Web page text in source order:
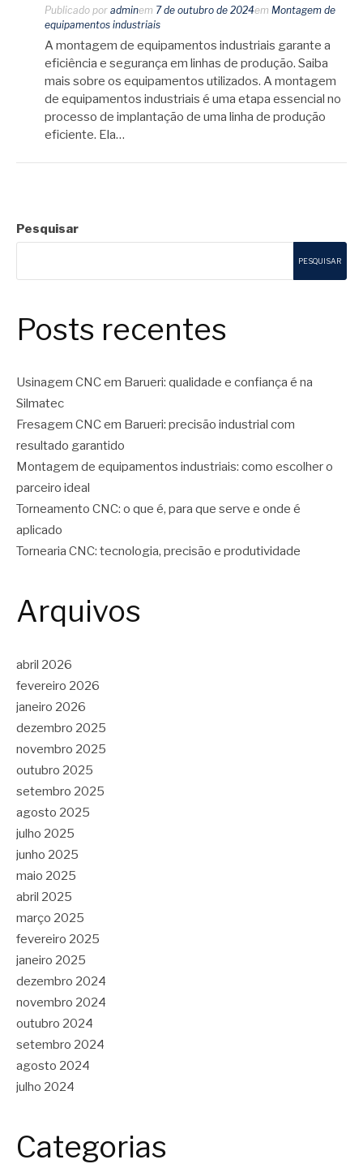
Publicado por adminem 7 de outubro de 2024em Montagem de
equipamentos industriais
A montagem de equipamentos industriais garante a
eficiência e segurança em linhas de produção. Saiba
mais sobre os equipamentos utilizados. A montagem
de equipamentos industriais é uma etapa essencial no
processo de implantação de uma linha de produção
eficiente. Ela…
Pesquisar
PESQUISAR
Posts recentes
Usinagem CNC em Barueri: qualidade e confiança é na
Silmatec
Fresagem CNC em Barueri: precisão industrial com
resultado garantido
Montagem de equipamentos industriais: como escolher o
parceiro ideal
Torneamento CNC: o que é, para que serve e onde é
aplicado
Tornearia CNC: tecnologia, precisão e produtividade
Arquivos
abril 2026
fevereiro 2026
janeiro 2026
dezembro 2025
novembro 2025
outubro 2025
setembro 2025
agosto 2025
julho 2025
junho 2025
maio 2025
abril 2025
março 2025
fevereiro 2025
janeiro 2025
dezembro 2024
novembro 2024
outubro 2024
setembro 2024
agosto 2024
julho 2024
Categorias